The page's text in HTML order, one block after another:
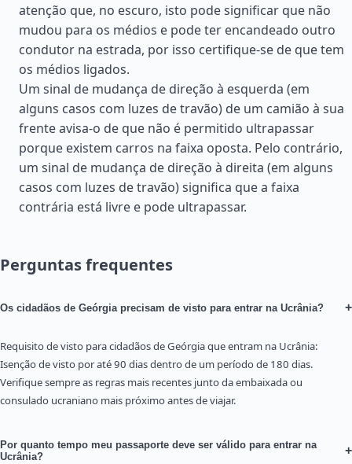
atenção que, no escuro, isto pode significar que não
mudou para os médios e pode ter encandeado outro
condutor na estrada, por isso certifique-se de que tem
os médios ligados.
Um sinal de mudança de direção à esquerda (em
alguns casos com luzes de travão) de um camião à sua
frente avisa-o de que não é permitido ultrapassar
porque existem carros na faixa oposta. Pelo contrário,
um sinal de mudança de direção à direita (em alguns
casos com luzes de travão) significa que a faixa
contrária está livre e pode ultrapassar.
Perguntas frequentes
Os cidadãos de Geórgia precisam de visto para entrar na Ucrânia? +
Requisito de visto para cidadãos de Geórgia que entram na Ucrânia:
Isenção de visto por até 90 dias dentro de um período de 180 dias.
Verifique sempre as regras mais recentes junto da embaixada ou
consulado ucraniano mais próximo antes de viajar.
Por quanto tempo meu passaporte deve ser válido para entrar na
Ucrânia?
+